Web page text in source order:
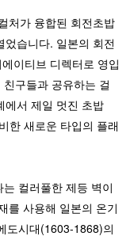
처가 융합된 회전초밥
었습니다. 일본의 회전
이티브 디렉터로 영입
구들과 공유하는 걸
에서 제일 멋진 초밥
한 새로운 타입의 플래
컬러풀한 제등 벽이
를 사용해 일본의 온기
도시대(1603-1868)의